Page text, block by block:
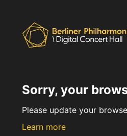
Sorry, your
Please update your
Learn more